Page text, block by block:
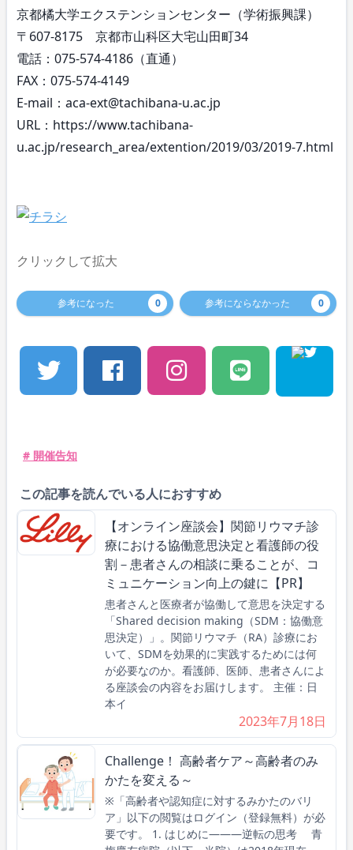
京都橘大学エクステンションセンター（学術振興課）
〒607-8175 京都市山科区大宅山田町34
電話：075-574-4186（直通）
FAX：075-574-4149
E-mail：aca-ext@tachibana-u.ac.jp
URL：https://www.tachibana-
u.ac.jp/research_area/extention/2019/03/2019-7.html
クリックして拡大
参考になった 0 参考にならなかった 0
# 開催告知
この記事を読んでいる人におすすめ
【オンライン座談会】関節リウマチ診
療における協働意思決定と看護師の役
割－患者さんの相談に乗ることが、コ
ミュニケーション向上の鍵に【PR】
患者さんと医療者が協働して意思を決定する
「Shared decision making（SDM：協働意
思決定）」。関節リウマチ（RA）診療にお
いて、SDMを効果的に実践するためには何
が必要なのか。看護師、医師、患者さんによ
る座談会の内容をお届けします。 主催：日
本イ
2023年7月18日
Challenge！ 高齢者ケア～高齢者のみ
かたを変える～
※「高齢者や認知症に対するみかたのバリ
ア」以下の閲覧はログイン（登録無料）が必
要です。 1. はじめに―――逆転の思考 青